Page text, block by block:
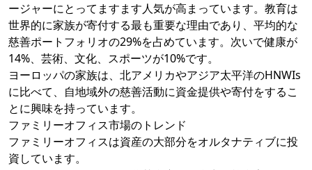
ージャーにとってますます人気が高まっています。教育は
世界的に家族が寄付する最も重要な理由であり、平均的な
慈善ポートフォリオの29%を占めています。次いで健康が
14%、芸術、文化、スポーツが10%です。
ヨーロッパの家族は、北アメリカやアジア太平洋のHNWIs
に比べて、自地域外の慈善活動に資金提供や寄付をするこ
とに興味を持っています。
ファミリーオフィス市場のトレンド
ファミリーオフィスは資産の大部分をオルタナティブに投
資しています。